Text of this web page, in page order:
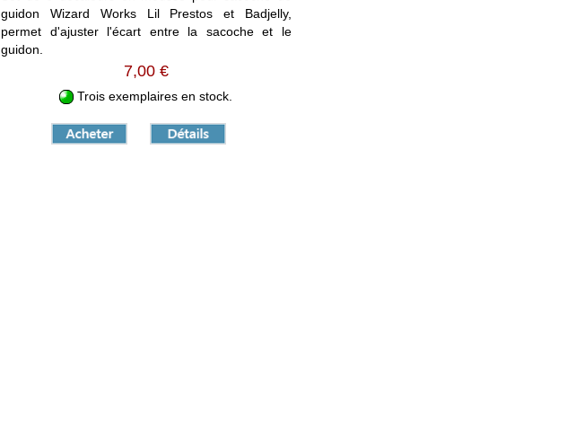
guidon Wizard Works Lil Prestos et Badjelly,
permet d'ajuster l'écart entre la sacoche et le
guidon.
7,00 €
Trois exemplaires en stock.